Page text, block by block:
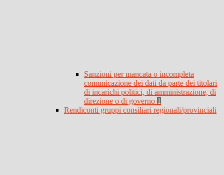
Sanzioni per mancata o incompleta
comunicazione dei dati da parte dei titolari
di incarichi politici, di amministrazione, di
direzione o di governo 1
Rendiconti gruppi consiliari regionali/provinciali